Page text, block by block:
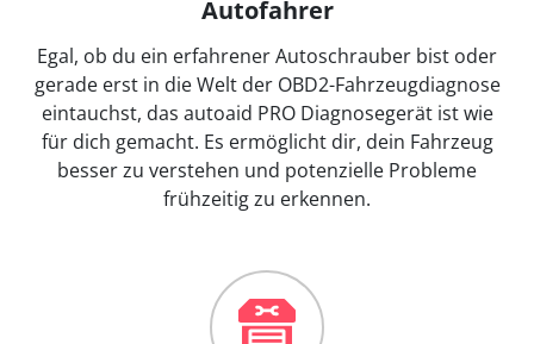
Autofahrer
Egal, ob du ein erfahrener Autoschrauber bist oder
gerade erst in die Welt der OBD2-Fahrzeugdiagnose
eintauchst, das autoaid PRO Diagnosegerät ist wie
für dich gemacht. Es ermöglicht dir, dein Fahrzeug
besser zu verstehen und potenzielle Probleme
frühzeitig zu erkennen.